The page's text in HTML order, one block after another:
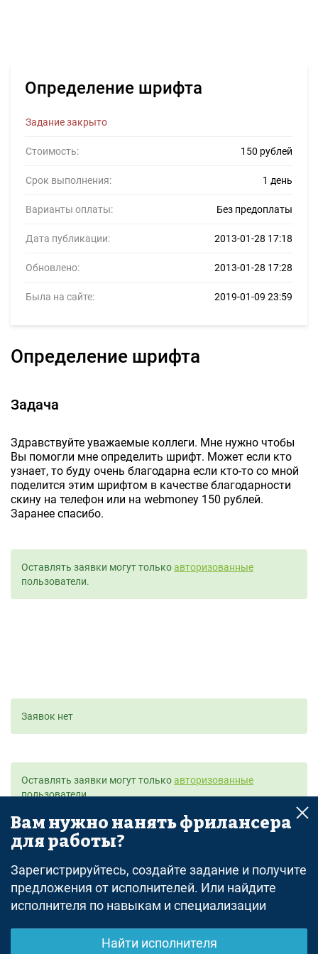
Определение шрифта
Задание закрыто
Стоимость: 150 рублей
Срок выполнения: 1 день
Варианты оплаты: Без предоплаты
Дата публикации: 2013-01-28 17:18
Обновлено: 2013-01-28 17:28
Была на сайте: 2019-01-09 23:59
Определение шрифта
Задача
Здравствуйте уважаемые коллеги. Мне нужно чтобы
Вы помогли мне определить шрифт. Может если кто
узнает, то буду очень благодарна если кто-то со мной
поделится этим шрифтом в качестве благодарности
скину на телефон или на webmoney 150 рублей.
Заранее спасибо.
Оставлять заявки могут толькоавторизованные
пользователи.
Заявок нет
Оставлять заявки могут толькоавторизованные
пользователи.
Другие открытые задания:
поиск заданий
Вам нужно нанять фрилансера
для работы?
Зарегистрируйтесь, создайте задание и получите
предложения от исполнителей. Или найдите
исполнителя по навыкам и специализации
Найти исполнителя